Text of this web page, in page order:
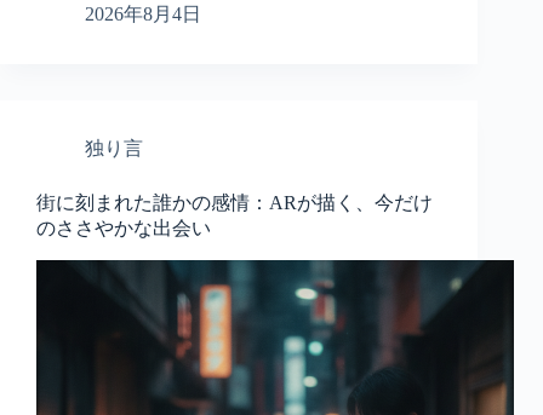
2026年8月4日
独り言
街に刻まれた誰かの感情：ARが描く、今だけ
のささやかな出会い